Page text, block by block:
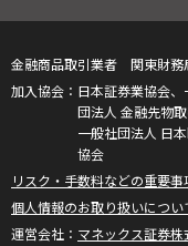
金融商品取引業者 関東財務
日本証券業協会
団法人 金融先物取
一般社団法人 日
協会
リスク・手数料などの重要事
個人情報のお取り扱いについ
マネックス証券株